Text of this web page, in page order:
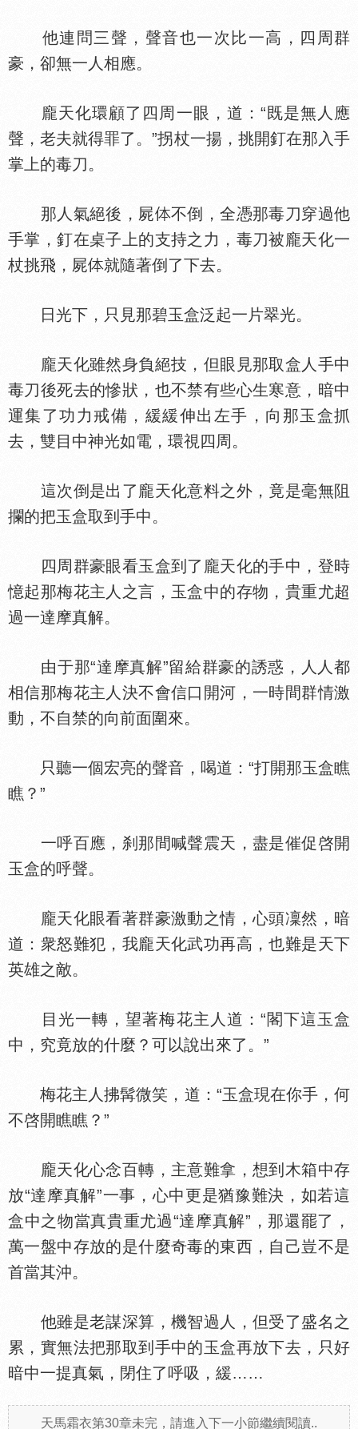
他連問三聲，聲音也一次比一高，四周群
豪，卻無一人相應。
龐天化環顧了四周一眼，道：“既是無人應
聲，老夫就得罪了。”拐杖一揚，挑開釘在那入手
掌上的毒刀。
那人氣絕後，屍
不倒，全憑那毒刀穿過他
手掌，釘在桌子上的支持之力，毒刀被龐天化一
杖挑飛，屍
就隨著倒了下去。
日光下，只見那碧玉盒泛起一片翠光。
龐天化雖然身負絕技，但眼見那取盒人手中
毒刀後死去的慘狀，也不禁有些心生寒意，暗中
運集了功力戒備，緩緩伸出左手，向那玉盒抓
去，雙目中神光如電，環視四周。
這次倒是出了龐天化意料之外，竟是毫無阻
攔的把玉盒取到手中。
四周群豪眼看玉盒到了龐天化的手中，登時
憶起那梅花主人之言，玉盒中的存物，貴重尤超
過一達摩真解。
由于那“達摩真解”留給群豪的誘惑，人人都
相信那梅花主人決不會信口開河，一時間群情激
動，不自禁的向前面圍來。
只聽一個宏亮的聲音，喝道：“打開那玉盒瞧
瞧？”
一呼百應，刹那間喊聲震天，盡是催促啓開
玉盒的呼聲。
龐天化眼看著群豪激動之情，心頭凜然，暗
道：衆怒難犯，我龐天化武功再高，也難是天下
英雄之敵。
目光一轉，望著梅花主人道：“閣下這玉盒
中，究竟放的什麼？可以說出來了。”
梅花主人拂髯微笑，道：“玉盒現在你手，何
不啓開瞧瞧？”
龐天化心念百轉，主意難拿，想到木箱中存
放“達摩真解”一事，心中更是猶豫難決，如若這
盒中之物當真貴重尤過“達摩真解”，那還罷了，
萬一盤中存放的是什麼奇毒的東西，自己豈不是
首當其沖。
他雖是老謀深算，機智過人，但受了盛名之
累，實無法把那取到手中的玉盒再放下去，只好
暗中一提真氣，閉住了呼吸，緩……
天馬霜衣第30章未完，請進入下一小節繼續閱讀..